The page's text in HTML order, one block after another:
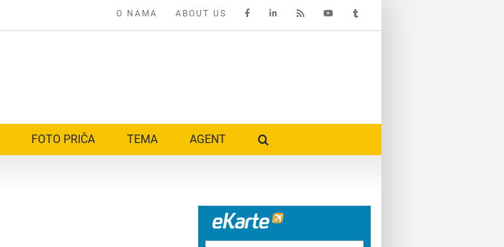
O NAMA ABOUT US
FOTO PRIČA TEMA AGENT